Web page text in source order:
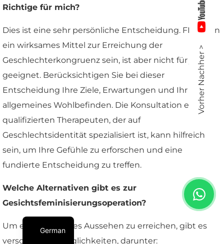
Richtige für mich?
Dies ist eine sehr persönliche Entscheidung. FFS kann
ein wirksames Mittel zur Erreichung der
Geschlechterkongruenz sein, ist aber nicht für jeden
geeignet. Berücksichtigen Sie bei dieser
Entscheidung Ihre Ziele, Erwartungen und Ihr
allgemeines Wohlbefinden. Die Konsultation eines
qualifizierten Therapeuten, der auf
Geschlechtsidentität spezialisiert ist, kann hilfreich
sein, um Ihre Gefühle zu erforschen und eine
fundierte Entscheidung zu treffen.
Welche Alternativen gibt es zur
Gesichtsfeminisierungsoperation?
Um ein feminineres Aussehen zu erreichen, gibt es
verschiedene Möglichkeiten, darunter:
Vorher Nachher >
German